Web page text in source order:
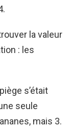
la valeur
: les
s’était
seule
mais 3.